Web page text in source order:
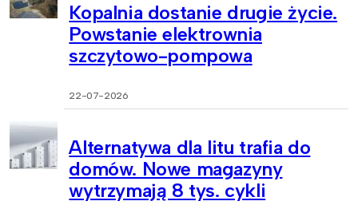
Kopalnia dostanie drugie życie.
Powstanie elektrownia
szczytowo-pompowa
22-07-2026
Alternatywa dla litu trafia do
domów. Nowe magazyny
wytrzymają 8 tys. cykli